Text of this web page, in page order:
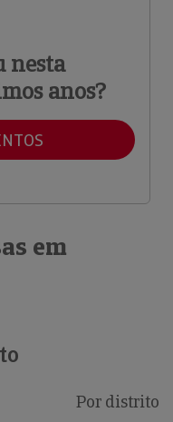
nesta
anos?
em
Por distrito